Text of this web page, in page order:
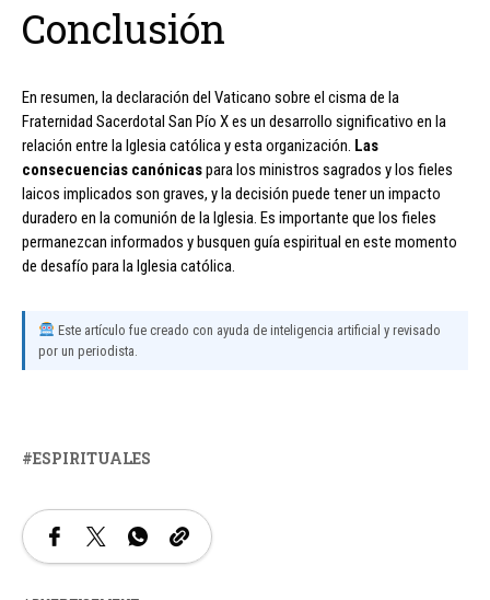
Conclusión
En resumen, la declaración del Vaticano sobre el cisma de la
Fraternidad Sacerdotal San Pío X es un desarrollo significativo en la
relación entre la Iglesia católica y esta organización. Las
consecuencias canónicaspara los ministros sagrados y los fieles
laicos implicados son graves, y la decisión puede tener un impacto
duradero en la comunión de la Iglesia. Es importante que los fieles
permanezcan informados y busquen guía espiritual en este momento
de desafío para la Iglesia católica.
Este artículo fue creado con ayuda de inteligencia artificial y revisado
por un periodista.
ESPIRITUALES